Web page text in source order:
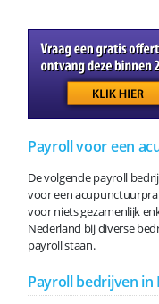
Payroll voor een
De volgende payroll
voor een
voor niets gezamenlijk
Nederland bij diverse
payroll staan.
Payroll bedrijven in